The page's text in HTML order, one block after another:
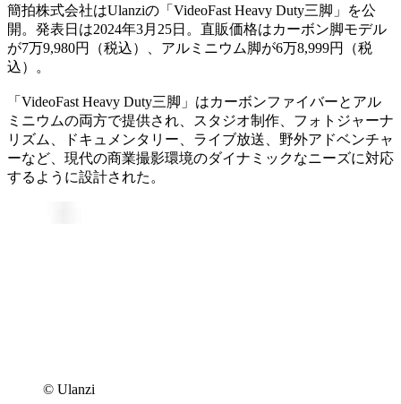
簡拍株式会社はUlanziの「VideoFast Heavy Duty三脚」を公
開。発表日は2024年3月25日。直販価格はカーボン脚モデル
が7万9,980円（税込）、アルミニウム脚が6万8,999円（税
込）。
「VideoFast Heavy Duty三脚」はカーボンファイバーとアル
ミニウムの両方で提供され、スタジオ制作、フォトジャーナ
リズム、ドキュメンタリー、ライブ放送、野外アドベンチャ
ーなど、現代の商業撮影環境のダイナミックなニーズに対応
するように設計された。
© Ulanzi